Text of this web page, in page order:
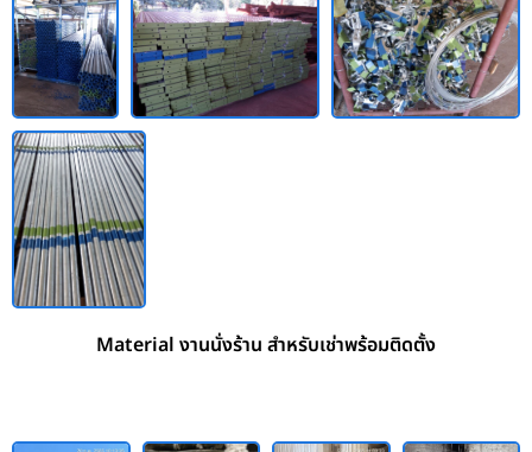
Material งานนั่งร้าน สำหรับเช่าพร้อมติดตั้ง